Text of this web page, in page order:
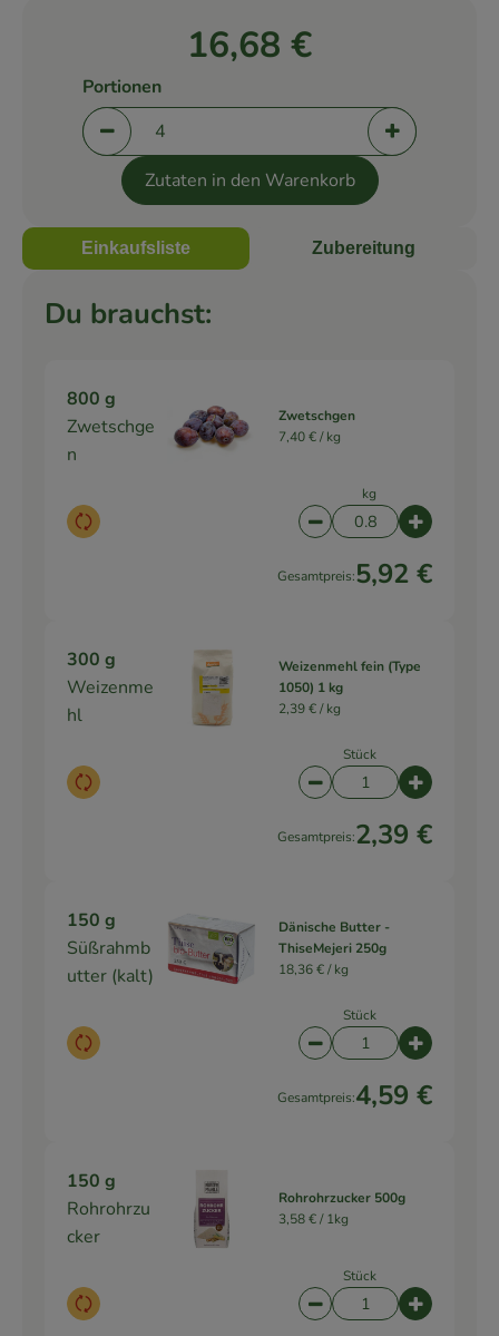
16,68 €
Portionen verringern (aktuell 4 Portionen
Portionen
Portionen
Zutaten in den Warenkorb
Einkaufsliste Zubereitung
Du brauchst:
800 g
Zwetschge
n
Auswahl ändern
Zwetschgen
7,40 € /kg
kg
Artikelanzahl
Gesamtpreis:5,92 €
300 g
Weizenme
hl
Auswahl ändern
Weizenmehl fein (Type
1050) 1 kg
2,39 € /kg
Stück
Artikelanzahl
Gesamtpreis:2,39 €
150 g
Süßrahmb
utter (kalt)
Auswahl ändern
Dänische Butter -
ThiseMejeri 250g
18,36 € /kg
Stück
Artikelanzahl
Gesamtpreis:4,59 €
150 g
Rohrohrzu
cker
Auswahl ändern
Rohrohrzucker 500g
3,58 € /1kg
Stück
Artikelanzahl